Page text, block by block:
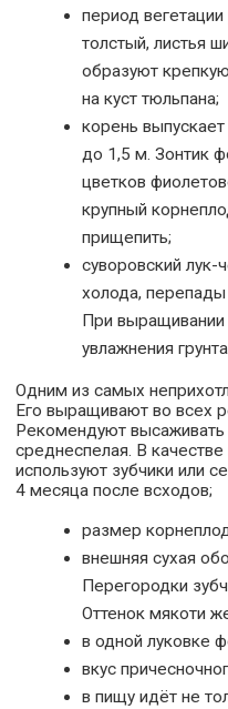
период
толстый, листья
образуют
на куст тюльпана;
корень
до 1,5 м. Зонтик
цветков
крупный
прищепить;
суворовский
холода,
При выращивании
увлажнения
Одним из самых
Его выращивают во всех
Рекомендуют высаживать
среднеспелая. В
используют зубчики или
4 месяца после всходов;
размер
внешняя сухая
Перегородки
Оттенок мякоти
в одной луковке
вкус
в пищу идёт не